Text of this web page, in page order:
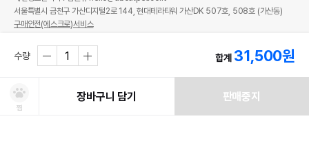
수량 합계 31,500원
찜
장바구니 담기 판매중지
서울특별시 금천구 가산디지털2로 144, 현대테라타워 가산DK 507호, 508호 (가산동)
구매안전(에스크로)서비스